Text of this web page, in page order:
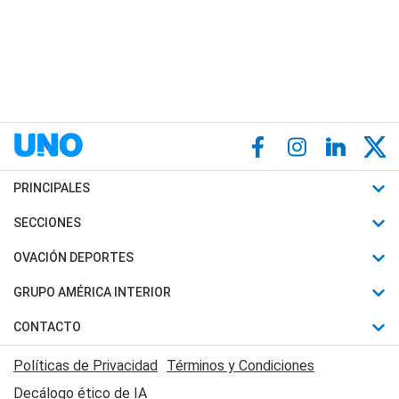
PRINCIPALES
Últimas Noticias
Política
Judiciales
Economia
SECCIONES
Horóscopo
Motores
Trucos caseros
Series y Películas
OVACIÓN DEPORTES
Fútbol
Mundial
Automovilismo
Rugby
GRUPO AMÉRICA INTERIOR
Canal 7 en Vivo
CONTACTO
Acerca de Nosotros
Contactanos
Políticas de Privacidad Términos y Condiciones
Decálogo ético de IA